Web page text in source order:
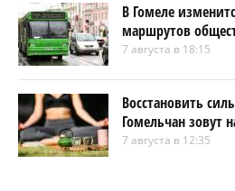
В Гомеле
маршрутов
7 августа в 18:15
Восстановить
Гомельчан зовут
7 августа в 12:35